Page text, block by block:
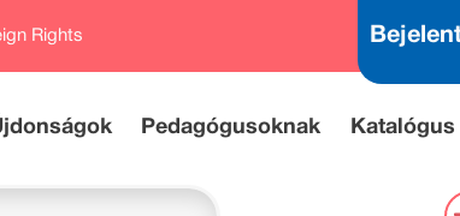
Rights
Pedagógusoknak Katalógus